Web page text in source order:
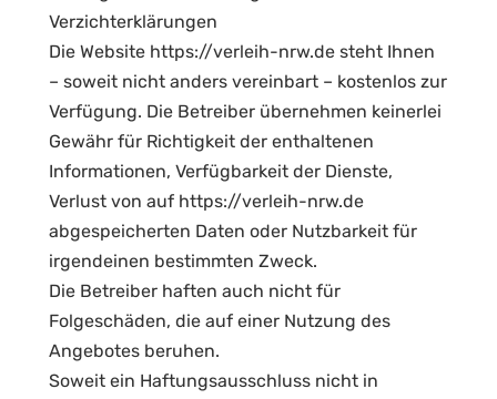
Verzichterklärungen
Die Website https://verleih-nrw.de steht Ihnen
– soweit nicht anders vereinbart – kostenlos zur
Verfügung. Die Betreiber übernehmen keinerlei
Gewähr für Richtigkeit der enthaltenen
Informationen, Verfügbarkeit der Dienste,
Verlust von auf https://verleih-nrw.de
abgespeicherten Daten oder Nutzbarkeit für
irgendeinen bestimmten Zweck.
Die Betreiber haften auch nicht für
Folgeschäden, die auf einer Nutzung des
Angebotes beruhen.
Soweit ein Haftungsausschluss nicht in